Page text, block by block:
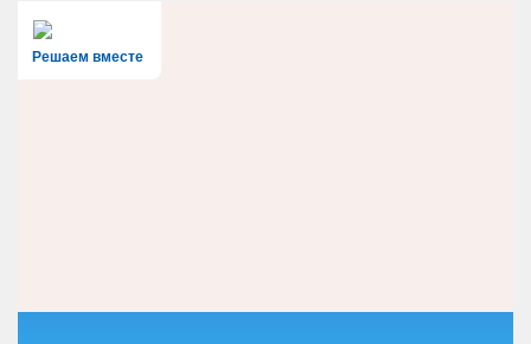
Решаем вместе